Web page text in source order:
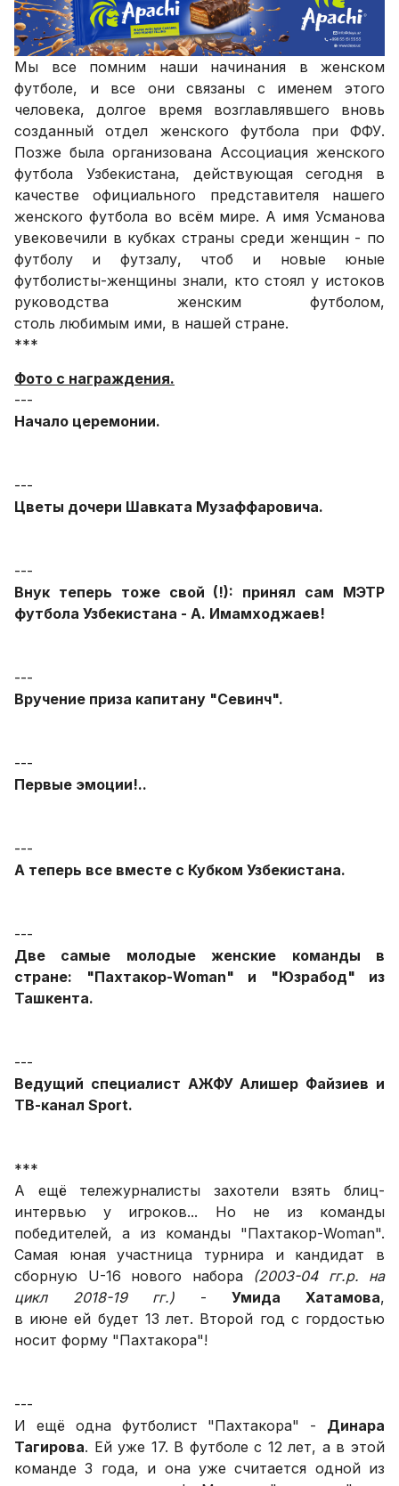
Мы все помним наши начинания в женском
футболе, и все они связаны с именем этого
человека, долгое время возглавлявшего вновь
созданный отдел женского футбола при ФФУ.
Позже была организована Ассоциация женского
футбола Узбекистана, действующая сегодня в
качестве официального представителя нашего
женского футбола во всём мире. А имя Усманова
увековечили в кубках страны среди женщин - по
футболу и футзалу, чтоб и новые юные
футболисты-женщины знали, кто стоял у истоков
руководства женским футболом,
столь любимым ими, в нашей стране.
***
Фото с награждения.
---
Начало церемонии.
---
Цветы дочери Шавката Музаффаровича.
---
Внук теперь тоже свой (!): принял сам МЭТР
футбола Узбекистана - А. Имамходжаев!
---
Вручение приза капитану "Севинч".
---
Первые эмоции!..
---
А теперь все вместе с Кубком Узбекистана.
---
Две самые молодые женские команды в
стране: "Пахтакор-Woman" и "Юзрабод" из
Ташкента.
---
Ведущий специалист АЖФУ Алишер Файзиев и
ТВ-канал Sport.
***
А ещё тележурналисты захотели взять блиц-
интервью у игроков... Но не из команды
победителей, а из команды "Пахтакор-Woman".
Самая юная участница турнира и кандидат в
сборную U-16 нового набора (2003-04 гг.р. на
цикл 2018-19 гг.) -Умида Хатамова,
в июне ей будет 13 лет. Второй год с гордостью
носит форму "Пахтакора"!
---
И ещё одна футболист "Пахтакора" - Динара
Тагирова. Ей уже 17. В футболе с 12 лет, а в этой
команде 3 года, и она уже считается одной из